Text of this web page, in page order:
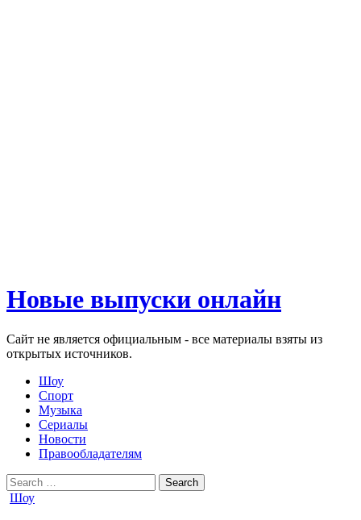
Новые выпуски онлайн
Сайт не является официальным - все материалы взяты из
открытых источников.
Шоу
Спорт
Музыка
Сериалы
Новости
Правообладателям
Search
for:
Posted
Шоу